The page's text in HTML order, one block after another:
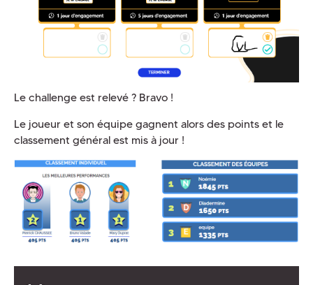
Le challenge est relevé ? Bravo !
Le joueur et son équipe gagnent alors des points et le
classement général est mis à jour !